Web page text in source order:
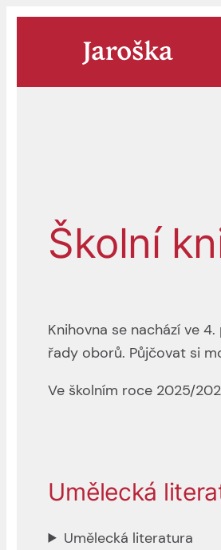
Školní
Knihovna se nachází ve
řady oborů. Půjčovat si
Ve školním roce 2025/
Umělecká
Umělecká literatura